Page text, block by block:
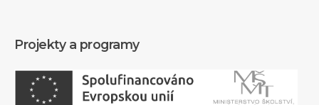
Projekty a programy